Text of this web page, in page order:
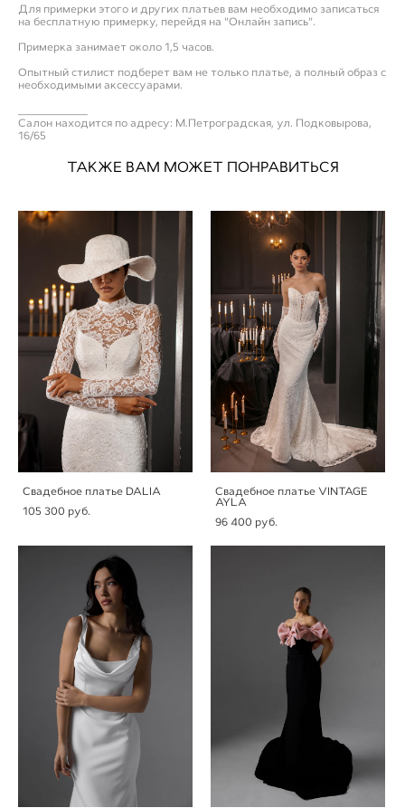
Для примерки этого и других платьев вам необходимо записаться
на бесплатную примерку, перейдя на "Онлайн запись".
Примерка занимает около 1,5 часов.
Опытный стилист подберет вам не только платье, а полный образ с
необходимыми аксессуарами.
Салон находится по адресу: М.Петроградская, ул. Подковырова,
16/65
ТАКЖЕ ВАМ МОЖЕТ ПОНРАВИТЬСЯ
Свадебное платье DALIA
105 300 pуб.
Свадебное платье VINTAGE
AYLA
96 400 pуб.